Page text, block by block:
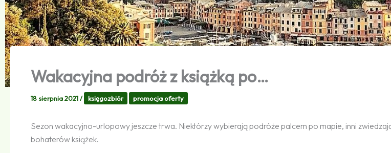
Wakacyjna podróż z książką po…
18 sierpnia 2021/ księgozbiór promocja oferty
Sezon wakacyjno-urlopowy jeszcze trwa. Niektórzy wybierają podróże palcem po mapie, inni
bohaterów książek.